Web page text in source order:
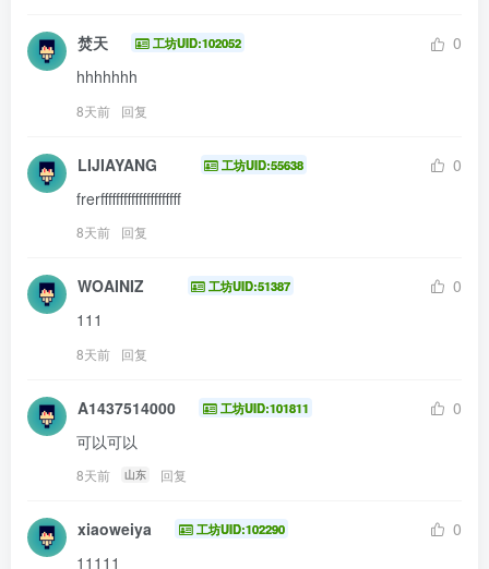
焚天 工坊UID:102052
0
hhhhhhh
8天前 回复
LIJIAYANG 工坊UID:55638
0
frerfffffffffffffffffffff
8天前 回复
WOAINIZ 工坊UID:51387
0
111
8天前 回复
A1437514000 工坊UID:101811
0
可以可以
8天前 山东 回复
xiaoweiya 工坊UID:102290
0
11111